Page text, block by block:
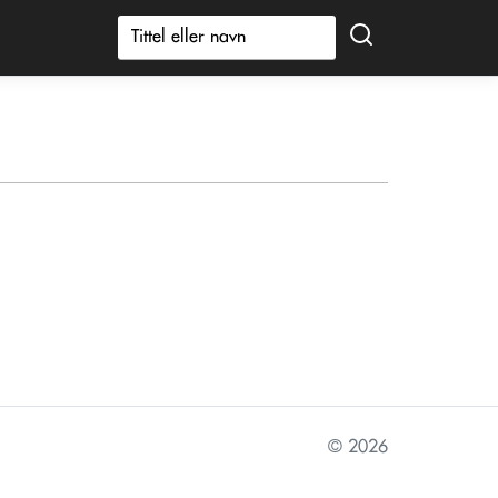
© 2026